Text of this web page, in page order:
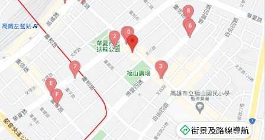
街景及路線導航